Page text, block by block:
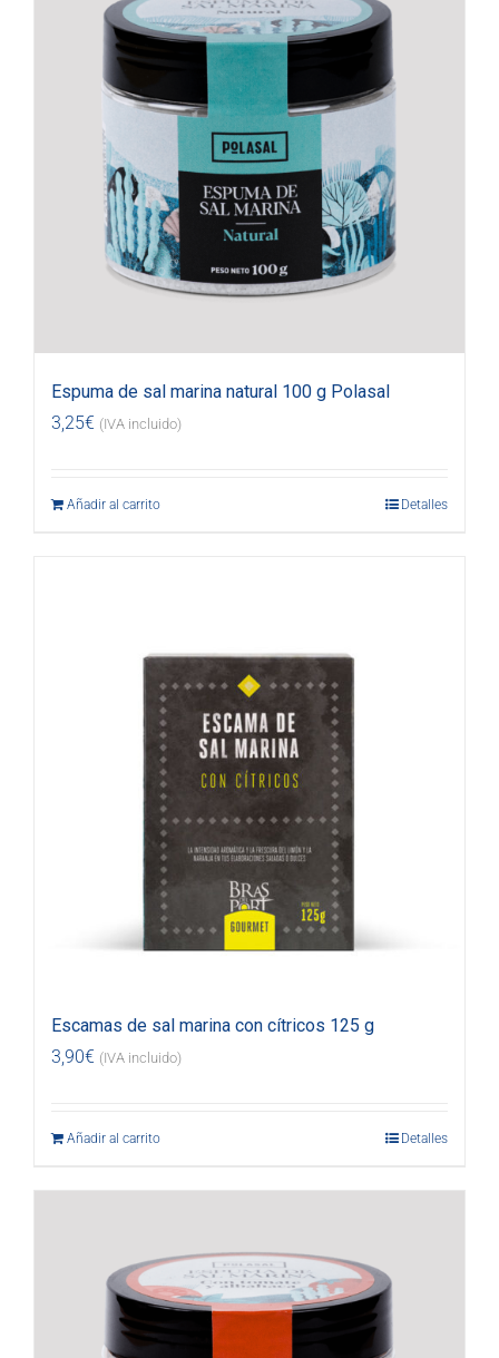
Espuma de sal marina natural 100 g Polasal
3,25€ (IVA incluido)
Añadir al carrito Detalles
Escamas de sal marina con cítricos 125 g
3,90€ (IVA incluido)
Añadir al carrito Detalles